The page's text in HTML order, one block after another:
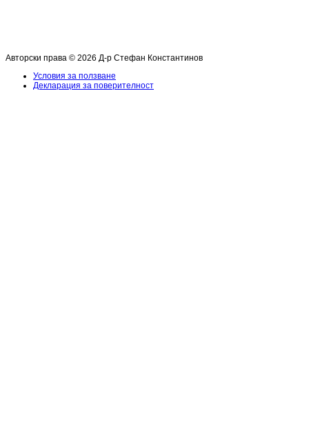
Авторски права © 2026 Д-р Стефан Константинов
Условия за ползване
Декларация за поверителност